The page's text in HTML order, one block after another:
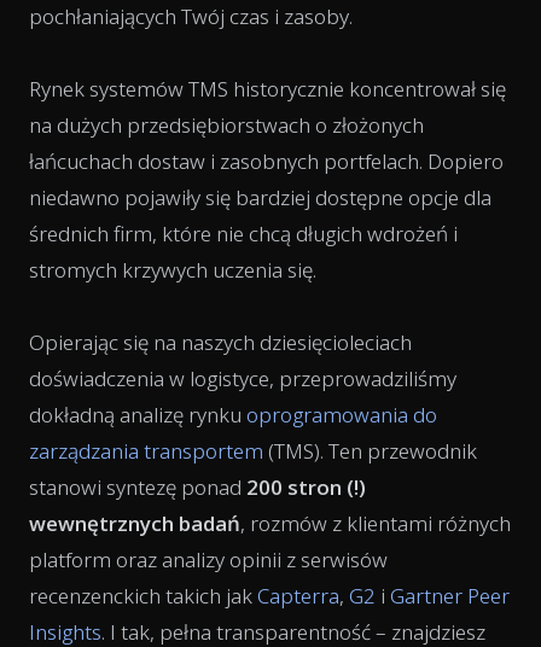
pochłaniających Twój czas i zasoby.
Rynek systemów TMS historycznie koncentrował się
na dużych przedsiębiorstwach o złożonych
łańcuchach dostaw i zasobnych portfelach. Dopiero
niedawno pojawiły się bardziej dostępne opcje dla
średnich firm, które nie chcą długich wdrożeń i
stromych krzywych uczenia się.
Opierając się na naszych dziesięcioleciach
doświadczenia w logistyce, przeprowadziliśmy
dokładną analizę rynku oprogramowania do
zarządzania transportem (TMS). Ten przewodnik
stanowi syntezę ponad 200 stron (!)
wewnętrznych badań, rozmów z klientami różnych
platform oraz analizy opinii z serwisów
recenzenckich takich jakCapterra, G2 i Gartner Peer
Insights. I tak, pełna transparentność – znajdziesz